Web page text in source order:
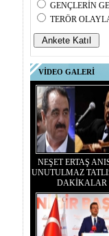
GENÇLERİN
TERÖR
VİDEO GALERİ
NEŞET ERTAŞ
UNUTULMAZ
DAKİKALAR